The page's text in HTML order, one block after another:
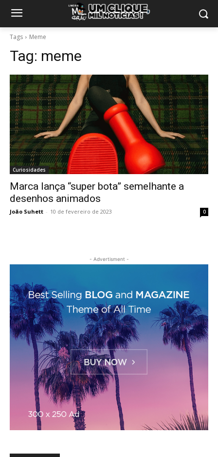
Tags Meme
Tag: meme
Curiosidades
Marca lança “super bota” semelhante a
desenhos animados
João Suhett - 10 de fevereiro de 2023 0
- Advertisment -